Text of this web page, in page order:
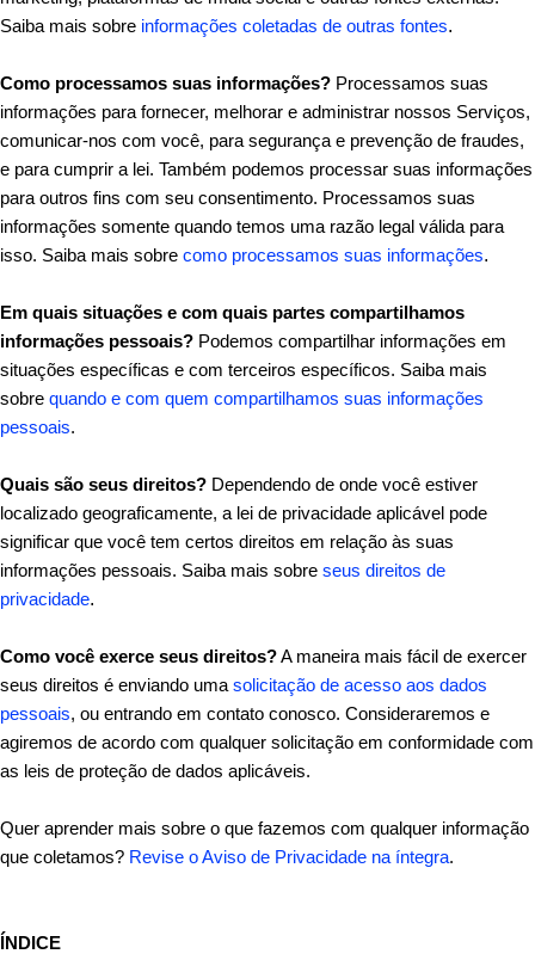
Saiba mais sobre informações coletadas de outras fontes.
Como processamos suas informações? Processamos suas
informações para fornecer, melhorar e administrar nossos Serviços,
comunicar-nos com você, para segurança e prevenção de fraudes,
e para cumprir a lei. Também podemos processar suas informações
para outros fins com seu consentimento. Processamos suas
informações somente quando temos uma razão legal válida para
isso. Saiba mais sobre como processamos suas informações.
Em quais situações e com quais partes compartilhamos
informações pessoais? Podemos compartilhar informações em
situações específicas e com terceiros específicos. Saiba mais
sobre quando e com quem compartilhamos suas informações
pessoais.
Quais são seus direitos? Dependendo de onde você estiver
localizado geograficamente, a lei de privacidade aplicável pode
significar que você tem certos direitos em relação às suas
informações pessoais. Saiba mais sobre seus direitos de
privacidade.
Como você exerce seus direitos?A maneira mais fácil de exercer
seus direitos é enviando uma solicitação de acesso aos dados
pessoais, ou entrando em contato conosco. Consideraremos e
agiremos de acordo com qualquer solicitação em conformidade com
as leis de proteção de dados aplicáveis.
Quer aprender mais sobre o que fazemos com qualquer informação
que coletamos? Revise o Aviso de Privacidade na íntegra.
ÍNDICE